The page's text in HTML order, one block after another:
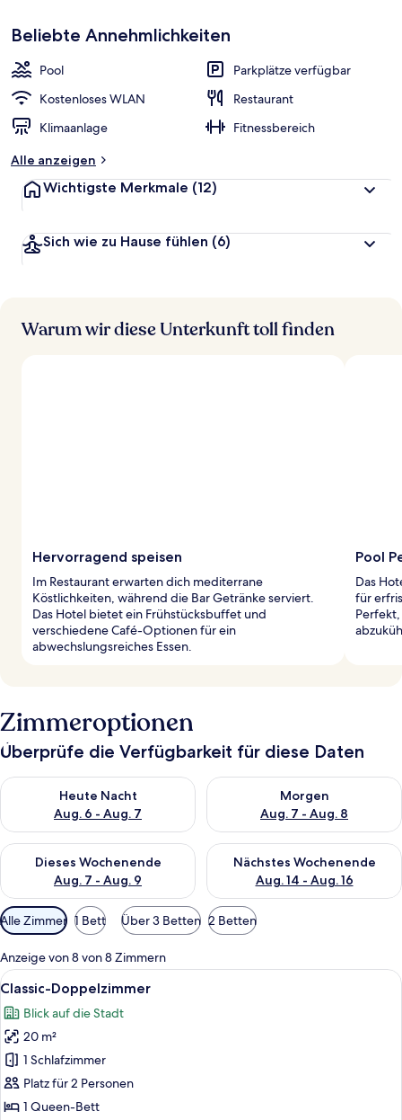
beliebt
b
r
Beliebte Annehmlichkeiten
Pool
Parkplätze verfügbar
Kostenloses WLAN
Restaurant
Klimaanlage
Fitnessbereich
Alle anzeigen
Wichtigste Merkmale (12)
Sich wie zu Hause fühlen (6)
Warum wir diese Unterkunft toll finden
Hervorragend speisen
Im Restaurant erwarten dich mediterrane
Köstlichkeiten, während die Bar Getränke serviert.
Das Hotel bietet ein Frühstücksbuffet und
verschiedene Café-Optionen für ein
abwechslungsreiches Essen.
Pool
Das
für
Zimmeroptionen
Überprüfe die Verfügbarkeit für diese Daten
Heute Nacht
Aug. 6 - Aug. 7
Überprüfe die Verfügbarkeit für heute Nacht, Aug. 6 - Aug. 7.
Morgen
Aug. 7 - Aug. 8
Überprüfe die Verfügbarkeit
Dieses Wochenende
Aug. 7 - Aug. 9
Überprüfe die Verfügbarkeit für dieses Wochenende, Aug. 7
Nächstes Wochenende
Aug. 14 - Aug. 16
Überprüfe die Verfügbarkeit
Verfügbare
Filter
für
Zimmer
Alle Zimmer 1 Bett Über 3 Betten 2 Betten
Anzeige von 8 von 8 Zimmern
Alle
Fotos
für
Classic-
Doppelzimmer
anzeigen
Ein modernes Schlafzimmer mit
7
Classic-Doppelzimmer
Blick auf die Stadt
20 m²
1 Schlafzimmer
Platz für 2 Personen
1 Queen-Bett